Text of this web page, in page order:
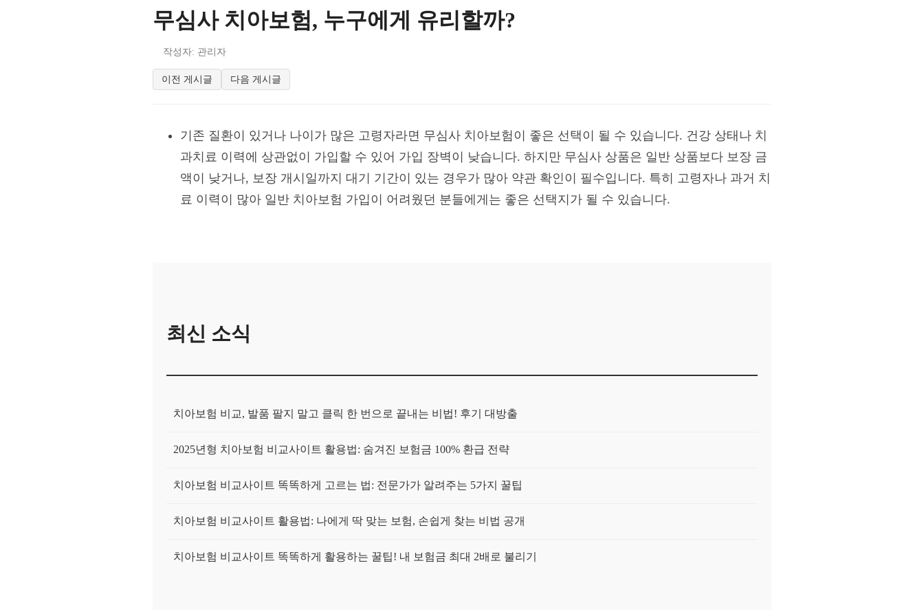
무심사 치아보험, 누구에게 유리할까?
작성자: 관리자
이전 게시글 다음 게시글
기존 질환이 있거나 나이가 많은 고령자라면 무심사 치아보험이 좋은 선택이 될 수 있습니다. 건강 상태나 치
과치료 이력에 상관없이 가입할 수 있어 가입 장벽이 낮습니다. 하지만 무심사 상품은 일반 상품보다 보장 금
액이 낮거나, 보장 개시일까지 대기 기간이 있는 경우가 많아 약관 확인이 필수입니다. 특히 고령자나 과거 치
료 이력이 많아 일반 치아보험 가입이 어려웠던 분들에게는 좋은 선택지가 될 수 있습니다.
최신 소식
치아보험 비교, 발품 팔지 말고 클릭 한 번으로 끝내는 비법! 후기 대방출
2025년형 치아보험 비교사이트 활용법: 숨겨진 보험금 100% 환급 전략
치아보험 비교사이트 똑똑하게 고르는 법: 전문가가 알려주는 5가지 꿀팁
치아보험 비교사이트 활용법: 나에게 딱 맞는 보험, 손쉽게 찾는 비법 공개
치아보험 비교사이트 똑똑하게 활용하는 꿀팁! 내 보험금 최대 2배로 불리기